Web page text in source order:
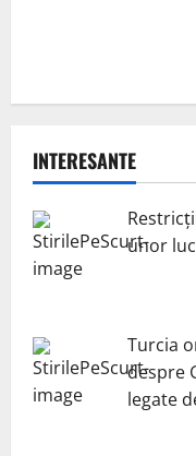
INTERESANTE
unor
Turcia
despre
legate